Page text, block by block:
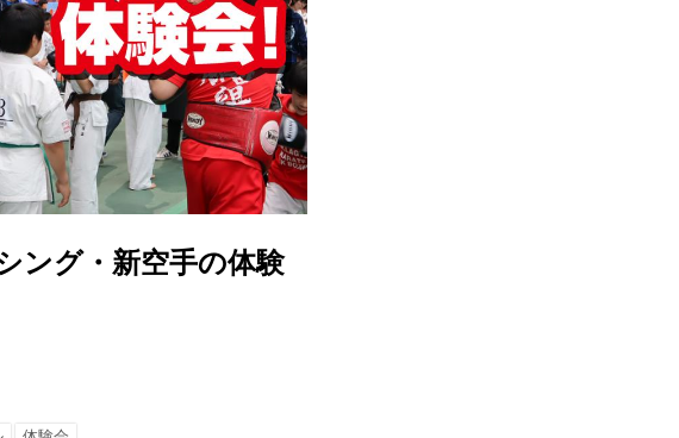
ング・新空手の体験